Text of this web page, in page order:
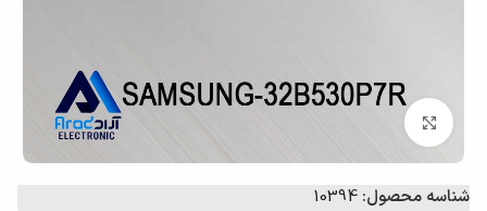
برای بزرگ‌نمایی کلیک کنید
شناسه محصول: 10394